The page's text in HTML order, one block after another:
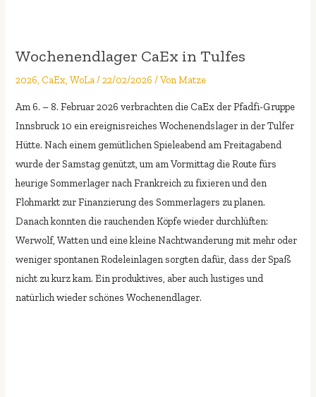
Wochenendlager CaEx in Tulfes
2026, CaEx,WoLa/22/02/2026/ VonMatze
Am 6. – 8. Februar 2026 verbrachten die CaEx der Pfadfi-Gruppe
Innsbruck 10 ein ereignisreiches Wochenendslager in der Tulfer
Hütte. Nach einem gemütlichen Spieleabend am Freitagabend
wurde der Samstag genützt, um am Vormittag die Route fürs
heurige Sommerlager nach Frankreich zu fixieren und den
Flohmarkt zur Finanzierung des Sommerlagers zu planen.
Danach konnten die rauchenden Köpfe wieder durchlüften:
Werwolf, Watten und eine kleine Nachtwanderung mit mehr oder
weniger spontanen Rodeleinlagen sorgten dafür, dass der Spaß
nicht zu kurz kam. Ein produktives, aber auch lustiges und
natürlich wieder schönes Wochenendlager.